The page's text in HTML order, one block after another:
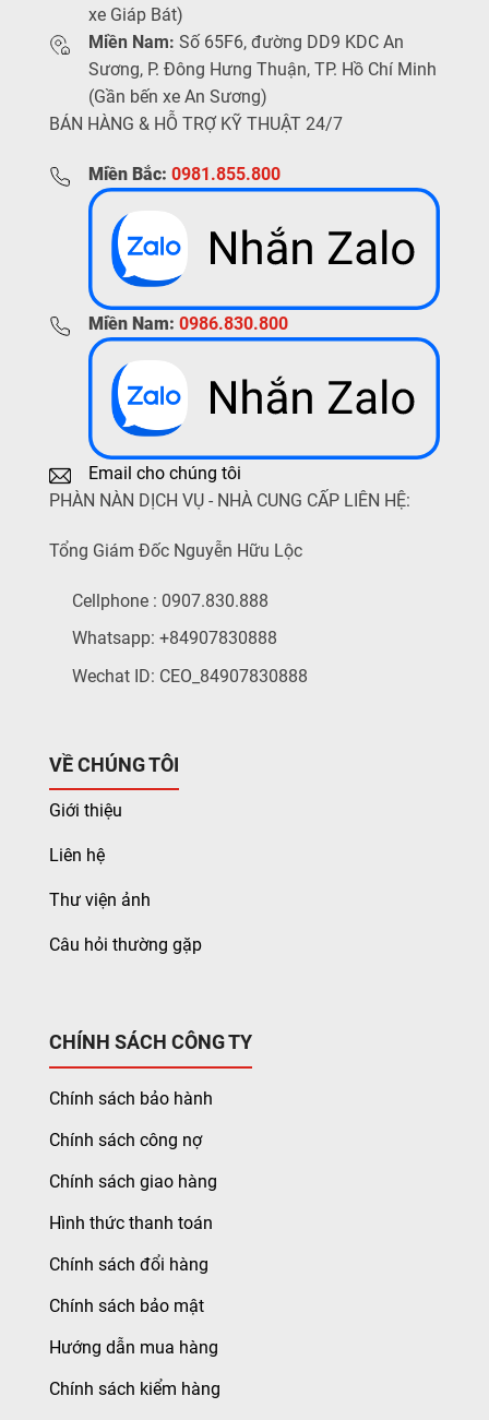
xe Giáp Bát)
Miền Nam: Số 65F6, đường DD9 KDC An
Sương, P. Đông Hưng Thuận, TP. Hồ Chí Minh
(Gần bến xe An Sương)
BÁN HÀNG & HỖ TRỢ KỸ THUẬT 24/7
Miền Bắc: 0981.855.800
Miền Nam: 0986.830.800
Email cho chúng tôi
PHÀN NÀN DỊCH VỤ - NHÀ CUNG CẤP LIÊN HỆ:
Tổng Giám Đốc Nguyễn Hữu Lộc
Cellphone : 0907.830.888
Whatsapp: +84907830888
Wechat ID: CEO_84907830888
VỀ CHÚNG TÔI
Giới thiệu
Liên hệ
Thư viện ảnh
Câu hỏi thường gặp
CHÍNH SÁCH CÔNG TY
Chính sách bảo hành
Chính sách công nợ
Chính sách giao hàng
Hình thức thanh toán
Chính sách đổi hàng
Chính sách bảo mật
Hướng dẫn mua hàng
Chính sách kiểm hàng